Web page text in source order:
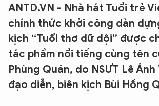
ANTD.VN - Nhà hát Tuổi trẻ
chính thức khởi công dàn
kịch “Tuổi thơ dữ dội” được
tác phẩm nổi tiếng cùng tên
Phùng Quán, do NSƯT Lê
đạo diễn, biên kịch Bùi Hồng